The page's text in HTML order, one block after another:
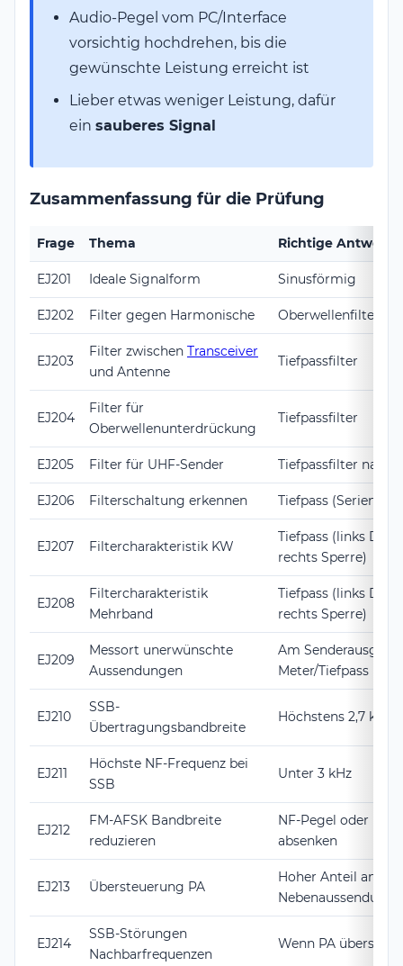
Audio-Pegel vom PC/Interface
vorsichtig hochdrehen, bis die
gewünschte Leistung erreicht ist
Lieber etwas weniger Leistung, dafür
ein sauberes Signal
Zusammenfassung für die Prüfung
Frage Thema Richtige Antwort
EJ201 Ideale Signalform Sinusförmig
EJ202 Filter gegen Harmonische Oberwellenfilter (=
EJ203
Filter zwischen Transceiver
und Antenne
Tiefpassfilter
EJ204
Filter für
Oberwellenunterdrückung
Tiefpassfilter
EJ205 Filter für UHF-Sender Tiefpassfilter
EJ206 Filterschaltung erkennen Tiefpass (Serien-L,
EJ207 Filtercharakteristik KW
Tiefpass (links
rechts Sperre)
EJ208
Filtercharakteristik
Mehrband
Tiefpass (links
rechts Sperre)
EJ209
Messort unerwünschte
Aussendungen
Am
Meter/Tiefpass
EJ210
SSB-
Übertragungsbandbreite
Höchstens 2,7 kHz
EJ211
Höchste NF-Frequenz bei
SSB
Unter 3 kHz
EJ212
FM-AFSK Bandbreite
reduzieren
NF-Pegel oder
absenken
EJ213 Übersteuerung PA
Hoher Anteil an
EJ214
SSB-Störungen
Nachbarfrequenzen
Wenn PA